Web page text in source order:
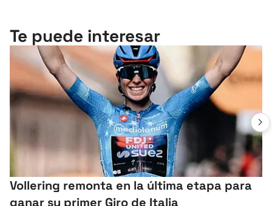
Te puede interesar
Vollering remonta en la última etapa para
ganar su primer Giro de Italia